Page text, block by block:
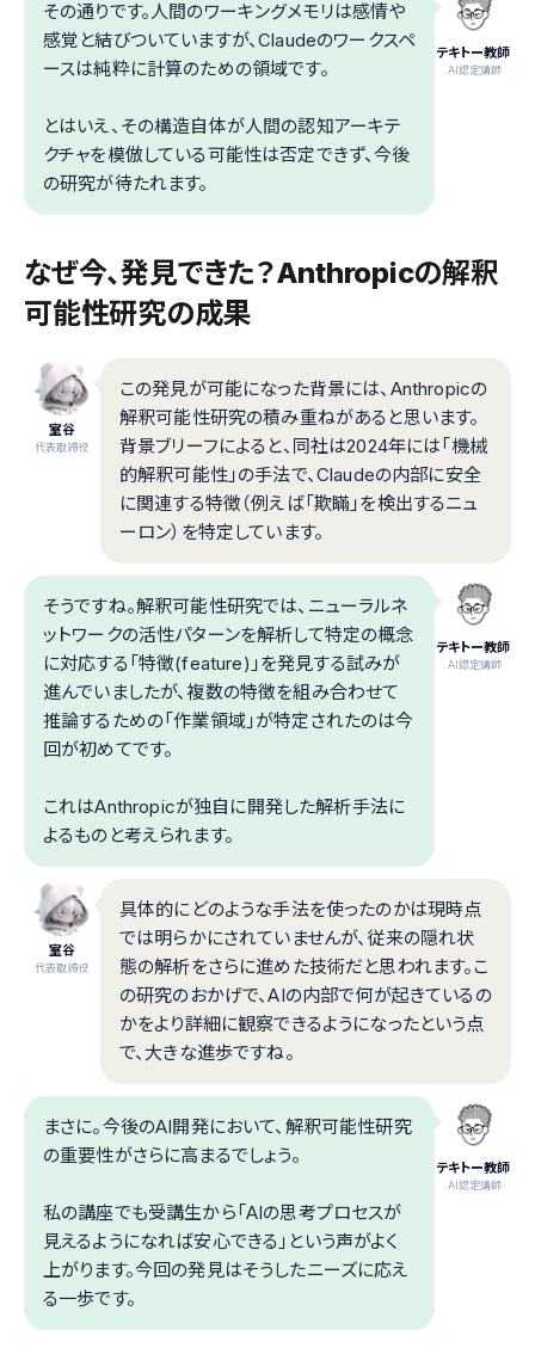
テキトー教師
.AI認定講師
その通りです。人間のワーキングメモリは感情や
感覚と結びついていますが、Claudeのワークスペ
ースは純粋に計算のための領域です。
とはいえ、その構造自体が人間の認知アーキテ
クチャを模倣している可能性は否定できず、今後
の研究が待たれます。
なぜ今、発見できた？Anthropicの解釈
可能性研究の成果
室谷
代表取締役
この発見が可能になった背景には、Anthropicの
解釈可能性研究の積み重ねがあると思います。
背景ブリーフによると、同社は2024年には「機械
的解釈可能性」の手法で、Claudeの内部に安全
に関連する特徴（例えば「欺瞞」を検出するニュ
ーロン）を特定しています。
テキトー教師
.AI認定講師
そうですね。解釈可能性研究では、ニューラルネ
ットワークの活性パターンを解析して特定の概念
に対応する「特徴(feature)」を発見する試みが
進んでいましたが、複数の特徴を組み合わせて
推論するための「作業領域」が特定されたのは今
回が初めてです。
これはAnthropicが独自に開発した解析手法に
よるものと考えられます。
室谷
代表取締役
具体的にどのような手法を使ったのかは現時点
では明らかにされていませんが、従来の隠れ状
態の解析をさらに進めた技術だと思われます。こ
の研究のおかげで、AIの内部で何が起きているの
かをより詳細に観察できるようになったという点
で、大きな進歩ですね。
テキトー教師
.AI認定講師
まさに。今後のAI開発において、解釈可能性研究
の重要性がさらに高まるでしょう。
私の講座でも受講生から「AIの思考プロセスが
見えるようになれば安心できる」という声がよく
上がります。今回の発見はそうしたニーズに応え
る一歩です。